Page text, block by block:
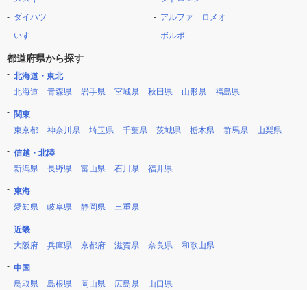
ダイハツ
いすゞ
アルファ ロメオ
ボルボ
都道府県から探す
北海道・東北
北海道
青森県 岩手県 宮城県 秋田県 山形県 福島県
関東
東京都
神奈川県 埼玉県 千葉県 茨城県 栃木県 群馬県 山梨県
信越・北陸
新潟県
長野県 富山県 石川県 福井県
東海
愛知県
岐阜県 静岡県 三重県
近畿
大阪府
兵庫県 京都府 滋賀県 奈良県 和歌山県
中国
鳥取県
島根県 岡山県 広島県 山口県